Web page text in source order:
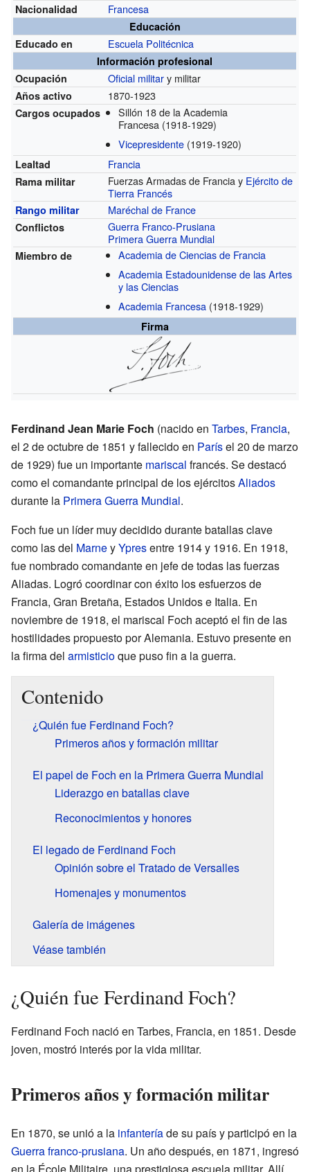
Nacionalidad Francesa
Educación
Educado en
Escuela Politécnica
Información profesional
Ocupación
Oficial military militar
Años activo 1870-1923
Cargos ocupados
Sillón 18 de la Academia
Francesa (1918-1929)
Vicepresidente (1919-1920)
Lealtad Francia
Rama militar Fuerzas Armadas de Francia y Ejército de
Tierra Francés
Rango militar Maréchal de France
Conflictos
Guerra Franco-Prusiana
Primera Guerra Mundial
Miembro de
Academia de Ciencias de Francia
Academia Estadounidense de las Artes
y las Ciencias
Academia Francesa (1918-1929)
Firma
Ferdinand Jean Marie Foch (nacido en Tarbes, Francia,
el 2 de octubre de 1851 y fallecido en Parísel 20 de marzo
de 1929) fue un importante mariscal francés. Se destacó
como el comandante principal de los ejércitosAliados
durante la Primera Guerra Mundial.
Foch fue un líder muy decidido durante batallas clave
como las del MarneyYpresentre 1914 y 1916. En 1918,
fue nombrado comandante en jefe de todas las fuerzas
Aliadas. Logró coordinar con éxito los esfuerzos de
Francia, Gran Bretaña, Estados Unidos e Italia. En
noviembre de 1918, el mariscal Foch aceptó el fin de las
hostilidades propuesto por Alemania. Estuvo presente en
la firma del armisticioque puso fin a la guerra.
Contenido
¿Quién fue Ferdinand Foch?
Primeros años y formación militar
El papel de Foch en la Primera Guerra Mundial
Liderazgo en batallas clave
Reconocimientos y honores
El legado de Ferdinand Foch
Opinión sobre el Tratado de Versalles
Homenajes y monumentos
Galería de imágenes
Véase también
¿Quién fue Ferdinand Foch?
Ferdinand Foch nació en Tarbes, Francia, en 1851. Desde
joven, mostró interés por la vida militar.
Primeros años y formación militar
En 1870, se unió a la infanteríade su país y participó en la
Guerra franco-prusiana. Un año después, en 1871, ingresó